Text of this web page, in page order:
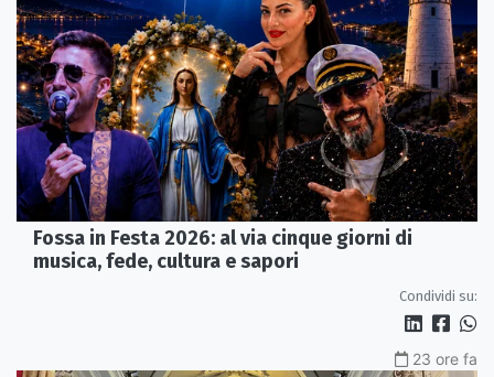
Fossa in Festa 2026: al via cinque giorni di
musica, fede, cultura e sapori
Condividi su:
23 ore fa